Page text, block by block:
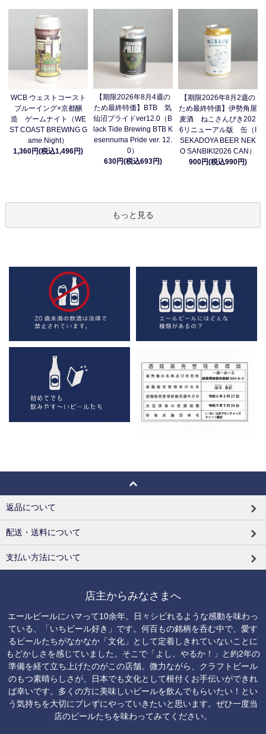
WCB ウェストコースト
ブルーイング×京都醸
造 ゲームナイト（WE
ST COAST BREWING G
ame Night）
1,360円(税込1,496円)
【期限2026年8月4週の
ため最終特価】BTB 気
仙沼プライドver12.0（B
lack Tide Brewing BTB K
esennuma Pride ver. 12.
0）
630円(税込693円)
【期限2026年8月2週の
ため最終特価】伊勢角屋
麦酒 ねこさんびき202
6リニューアル版 缶（I
SEKADOYA BEER NEK
O SANBIKI2026 CAN）
900円(税込990円)
もっと見る
返品について
配送・送料について
支払い方法について
店主からみなさまへ
エールビールにハマって10余年。日々シビれるような感動を味わっ
ている、「いちビール好き」です。何百もの銘柄を呑む中で、愛す
るビールたちがなかなか「文化」として定着しきれていないことに
もどかしさを感じていました。そこで「よし、やるか！」と約2年の
準備を経て立ち上げたのがこの店舗。微力ながら、クラフトビール
のもつ素晴らしさが、日本でも文化として根付くお手伝いができれ
ば幸いです。多くの方に美味しいビールを飲んでもらいたい！とい
う気持ちを大切にブレずにやっていきたいと思います。ぜひ一度当
店のビールたちを味わってみてください。